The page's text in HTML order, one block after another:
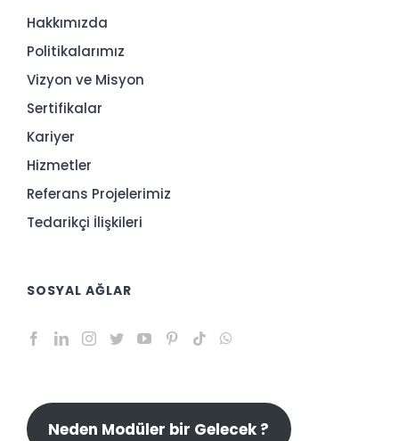
Hakkımızda
Politikalarımız
Vizyon ve Misyon
Sertifikalar
Kariyer
Hizmetler
Referans Projelerimiz
Tedarikçi İlişkileri
SOSYAL AĞLAR
Neden Modüler bir Gelecek ?